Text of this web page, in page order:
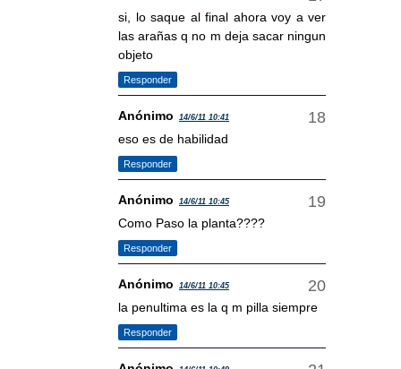
si, lo saque al final ahora voy a ver
las arañas q no m deja sacar ningun
objeto
Responder
Anónimo 14/6/11 10:41
eso es de habilidad
Responder
Anónimo 14/6/11 10:45
Como Paso la planta????
Responder
Anónimo 14/6/11 10:45
la penultima es la q m pilla siempre
Responder